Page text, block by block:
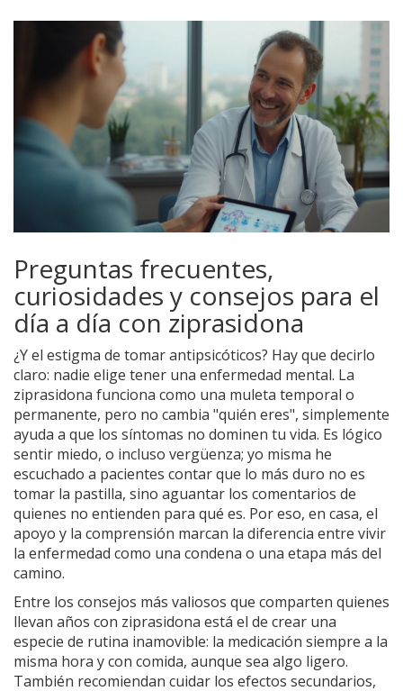
Preguntas frecuentes,
curiosidades y consejos para el
día a día con ziprasidona
¿Y el estigma de tomar antipsicóticos? Hay que decirlo
claro: nadie elige tener una enfermedad mental. La
ziprasidona funciona como una muleta temporal o
permanente, pero no cambia "quién eres", simplemente
ayuda a que los síntomas no dominen tu vida. Es lógico
sentir miedo, o incluso vergüenza; yo misma he
escuchado a pacientes contar que lo más duro no es
tomar la pastilla, sino aguantar los comentarios de
quienes no entienden para qué es. Por eso, en casa, el
apoyo y la comprensión marcan la diferencia entre vivir
la enfermedad como una condena o una etapa más del
camino.
Entre los consejos más valiosos que comparten quienes
llevan años con ziprasidona está el de crear una
especie de rutina inamovible: la medicación siempre a la
misma hora y con comida, aunque sea algo ligero.
También recomiendan cuidar los efectos secundarios,